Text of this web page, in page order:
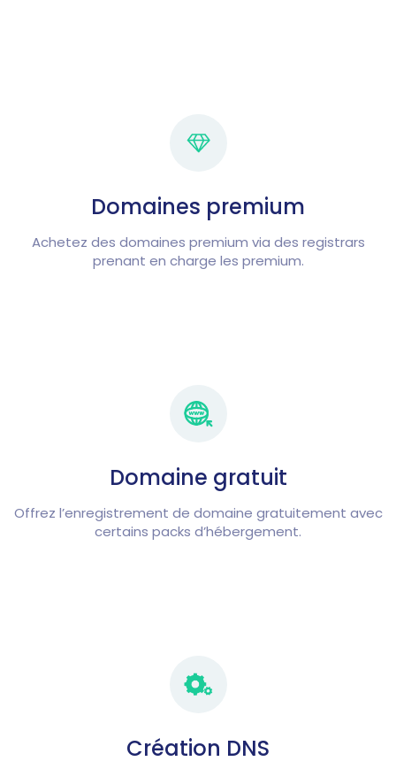
Domaines premium
Achetez des domaines premium via des registrars
prenant en charge les premium.
Domaine gratuit
Offrez l’enregistrement de domaine gratuitement avec
certains packs d’hébergement.
Création DNS